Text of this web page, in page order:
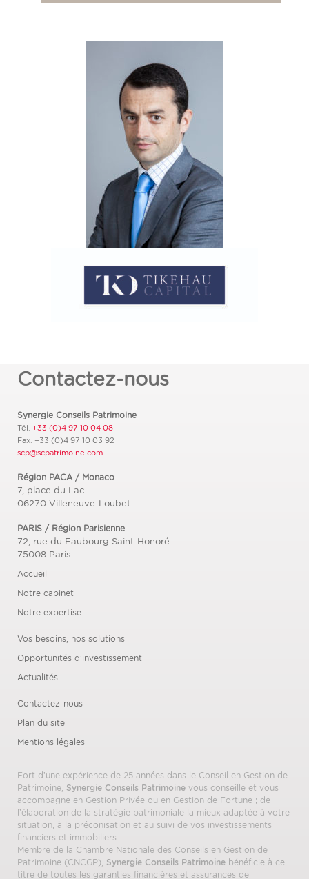
Contactez-nous
Synergie Conseils Patrimoine
Tél. +33 (0)4 97 10 04 08
Fax. +33 (0)4 97 10 03 92
scp@scpatrimoine.com
Région PACA / Monaco
7, place du Lac
06270 Villeneuve-Loubet
PARIS / Région Parisienne
72, rue du Faubourg Saint-Honoré
75008 Paris
Accueil
Notre cabinet
Notre expertise
Vos besoins, nos solutions
Opportunités d’investissement
Actualités
Contactez-nous
Plan du site
Mentions légales
Fort d’une expérience de 25 années dans le Conseil en Gestion de
Patrimoine, Synergie Conseils Patrimoine vous conseille et vous
accompagne en Gestion Privée ou en Gestion de Fortune ; de
l’élaboration de la stratégie patrimoniale la mieux adaptée à votre
situation, à la préconisation et au suivi de vos investissements
financiers et immobiliers.
Membre de la Chambre Nationale des Conseils en Gestion de
Patrimoine (CNCGP), Synergie Conseils Patrimoine bénéficie à ce
titre de toutes les garanties financières et assurances de